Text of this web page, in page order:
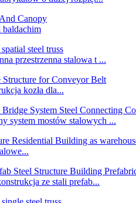
baldachim
przestrzenna stalowa t ...
kozła dla...
system mostów stalowych ...
ze stali prefab...